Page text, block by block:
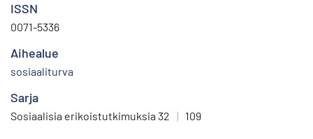
ISSN
0071-5336
Aihealue
sosiaaliturva
Sarja
Sosiaalisia erikoistutkimuksia 32 | 109